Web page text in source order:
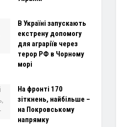
В Україні запускають
екстрену допомогу
для аграріїв через
терор РФ в Чорному
морі
На фронті 170
зіткнень, найбільше –
на Покровському
напрямку